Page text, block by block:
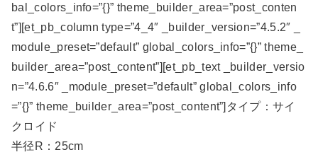
bal_colors_info=”{}” theme_builder_area=”post_conten
t”][et_pb_column type=”4_4″ _builder_version=”4.5.2″ _
module_preset=”default” global_colors_info=”{}” theme_
builder_area=”post_content”][et_pb_text _builder_versio
n=”4.6.6″ _module_preset=”default” global_colors_info
=”{}” theme_builder_area=”post_content”]タイプ：サイ
クロイド
半径R：25cm